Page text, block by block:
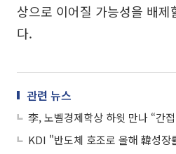
상으로 이어질 가능성을 배
다.
관련 뉴스